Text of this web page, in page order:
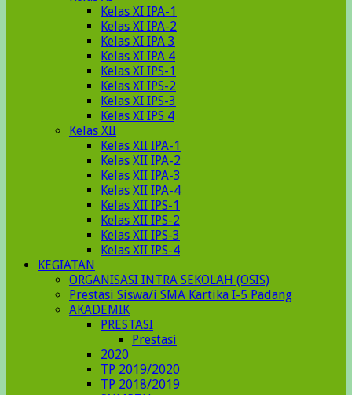
Kelas XI IPA-1
Kelas XI IPA-2
Kelas XI IPA 3
Kelas XI IPA 4
Kelas XI IPS-1
Kelas XI IPS-2
Kelas XI IPS-3
Kelas XI IPS 4
Kelas XII
Kelas XII IPA-1
Kelas XII IPA-2
Kelas XII IPA-3
Kelas XII IPA-4
Kelas XII IPS-1
Kelas XII IPS-2
Kelas XII IPS-3
Kelas XII IPS-4
KEGIATAN
ORGANISASI INTRA SEKOLAH (OSIS)
Prestasi Siswa/i SMA Kartika I-5 Padang
AKADEMIK
PRESTASI
Prestasi
2020
TP 2019/2020
TP 2018/2019